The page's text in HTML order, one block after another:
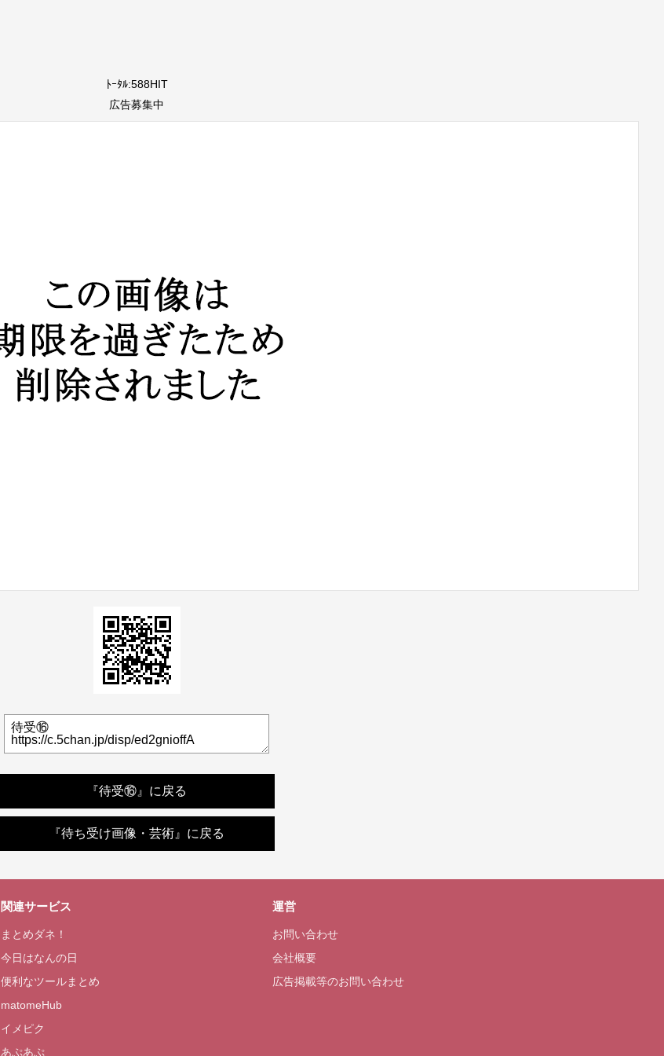
ﾄｰﾀﾙ:588HIT
広告募集中
『待受⑯』に戻る
『待ち受け画像・芸術』に戻る
関連サービス
まとめダネ！
今日はなんの日
便利なツールまとめ
matomeHub
イメピク
あぷあぷ
運営
お問い合わせ
会社概要
広告掲載等のお問い合わせ